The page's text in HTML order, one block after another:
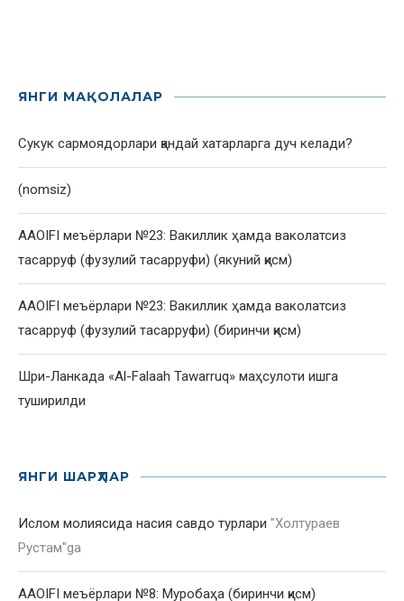
ЯНГИ МАҚОЛАЛАР
Сукук сармоядорлари қандай хатарларга дуч келади?
(nomsiz)
AAOIFI меъёрлари №23: Вакиллик ҳамда ваколатсиз
тасарруф (фузулий тасарруфи) (якуний қисм)
AAOIFI меъёрлари №23: Вакиллик ҳамда ваколатсиз
тасарруф (фузулий тасарруфи) (биринчи қисм)
Шри-Ланкада «Al-Falaah Tawarruq» маҳсулоти ишга
туширилди
ЯНГИ ШАРҲЛАР
Ислом молиясида насия савдо турлари "Холтураев
Рустам"ga
AAOIFI меъёрлари №8: Муробаҳа (биринчи қисм)